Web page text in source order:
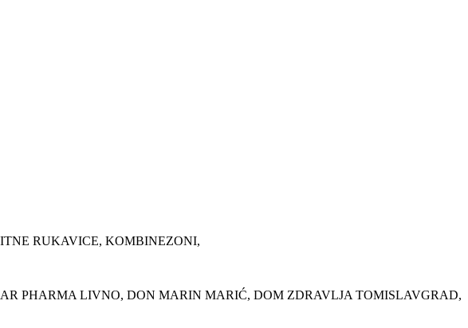
RUKAVICE, KOMBINEZONI,
PHARMA LIVNO, DON MARIN MARIĆ, DOM ZDRAVLJA TOMISLAVGRAD,